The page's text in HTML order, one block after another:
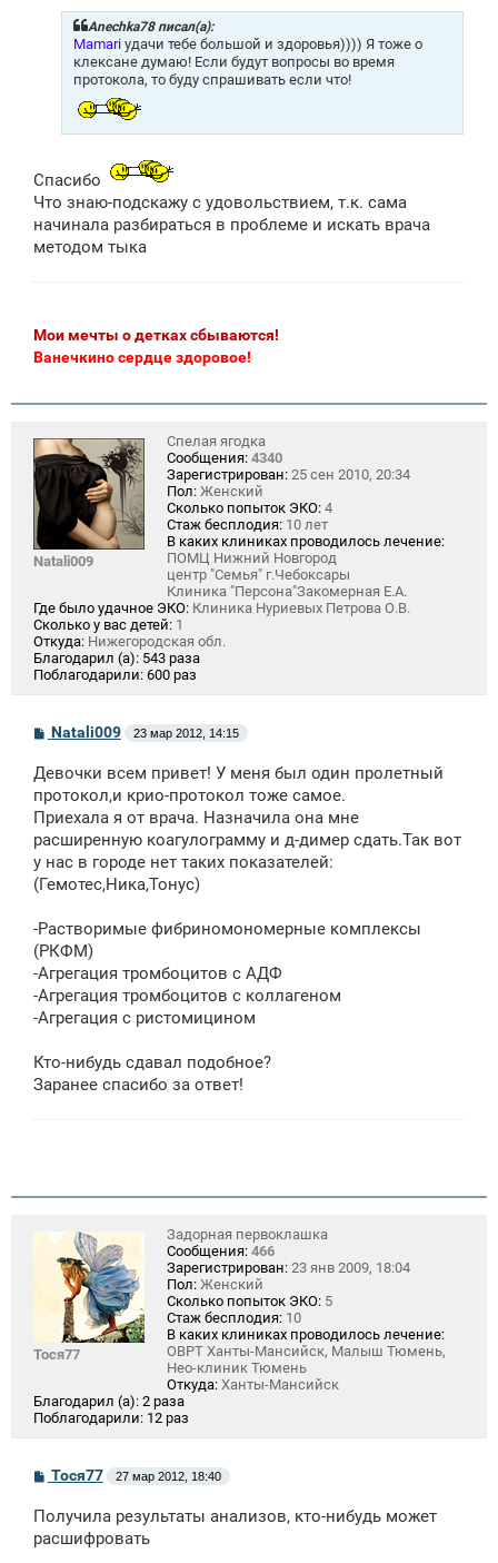
Anechka78 писал(а):
Mamari удачи тебе большой и здоровья)))) Я тоже о
клексане думаю! Если будут вопросы во время
протокола, то буду спрашивать если что!
Спасибо
Что знаю-подскажу с удовольствием, т.к. сама
начинала разбираться в проблеме и искать врача
методом тыка
Мои мечты о детках сбываются!
Ванечкино сердце здоровое!
Natali009
Спелая ягодка
Сообщения: 4340
Зарегистрирован: 25 сен 2010, 20:34
Пол: Женский
Сколько попыток ЭКО: 4
Стаж бесплодия: 10 лет
В каких клиниках проводилось лечение:
ПОМЦ Нижний Новгород
центр "Семья" г.Чебоксары
Клиника "Персона"Закомерная Е.А.
Где было удачное ЭКО: Клиника Нуриевых Петрова О.В.
Сколько у вас детей: 1
Откуда: Нижегородская обл.
Благодарил (а): 543 раза
Поблагодарили: 600 раз
С
о
б
щ
е
н
и
Natali009 23 мар 2012, 14:15
Девочки всем привет! У меня был один пролетный
протокол,и крио-протокол тоже самое.
Приехала я от врача. Назначила она мне
расширенную коагулограмму и д-димер сдать.Так вот
у нас в городе нет таких показателей:
(Гемотес,Ника,Тонус)
-Растворимые фибриномономерные комплексы
(РКФМ)
-Агрегация тромбоцитов с АДФ
-Агрегация тромбоцитов с коллагеном
-Агрегация с ристомицином
Кто-нибудь сдавал подобное?
Заранее спасибо за ответ!
Тося77
Задорная первоклашка
Сообщения: 466
Зарегистрирован: 23 янв 2009, 18:04
Пол: Женский
Сколько попыток ЭКО: 5
Стаж бесплодия: 10
В каких клиниках проводилось лечение:
ОВРТ Ханты-Мансийск, Малыш Тюмень,
Нео-клиник Тюмень
Откуда: Ханты-Мансийск
Благодарил (а): 2 раза
Поблагодарили: 12 раз
С
о
б
щ
Тося77 27 мар 2012, 18:40
Получила результаты анализов, кто-нибудь может
расшифровать